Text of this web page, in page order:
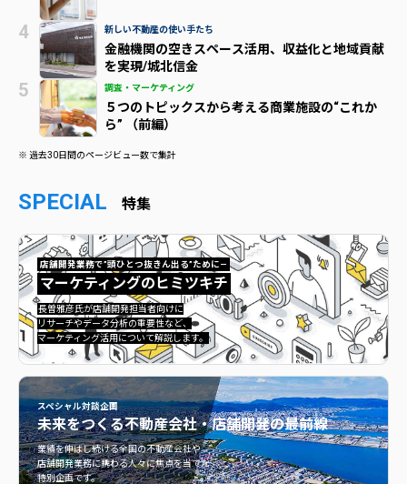
新しい不動産の使い手たち
金融機関の空きスペース活用、収益化と地域貢献
を実現/城北信金
調査・マーケティング
５つのトピックスから考える商業施設の“これか
ら” （前編）
※ 過去30日間のページビュー数で集計
SPECIAL 特集
店舗開発業務で”頭ひとつ抜きん出る”ために—
マーケティングのヒミツキチ
長曽雅彦氏が店舗開発担当者向けに
リサーチやデータ分析の重要性など、
マーケティング活用について解説します。
マーケティングのヒミツキチ">
スペシャル対談企画
未来をつくる不動産会社・店舗開発の最前線
業績を伸ばし続ける全国の不動産会社や
店舗開発業務に携わる人々に焦点を当てた
特別企画です。
不動産会社・店舗開発の最前線">